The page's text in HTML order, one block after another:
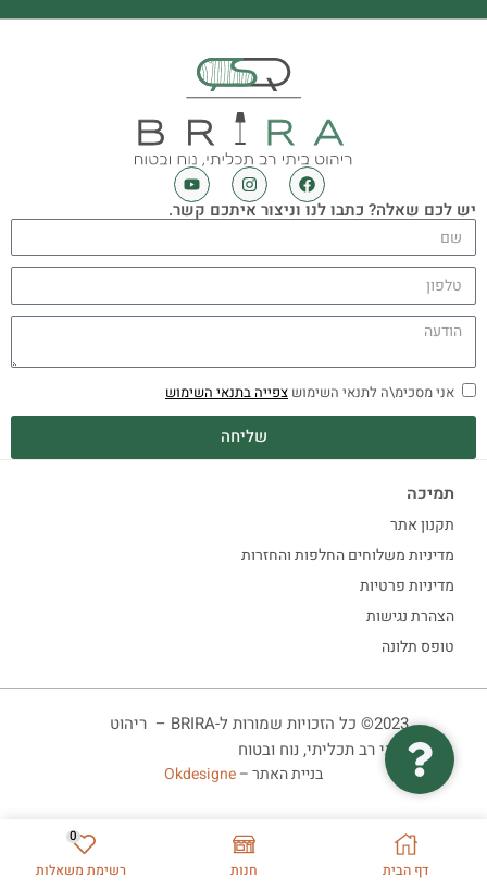
דף הבית חנות
0
רשימת משאלות
יש לכם שאלה? כתבו לנו וניצור איתכם קשר.
אני מסכימ\ה לתנאי השימוש צפייה בתנאי השימוש
שליחה
תמיכה
תקנון אתר
מדיניות משלוחים החלפות והחזרות
מדיניות פרטיות
הצהרת נגישות
טופס תלונה
2023© כל הזכויות שמורות ל-BRIRA – ריהוט
ביתי רב תכליתי, נוח ובטוח
בניית האתר –Okdesigne